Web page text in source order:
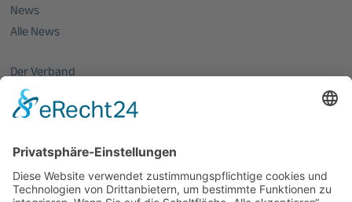
News
Alle News
Der Verband
Über uns
Mitglieder vom OptecNet
Mitglied werden
PHOTONICS GERMANY